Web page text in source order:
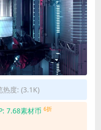
热度: (3.1K)
7.68素材币 6折